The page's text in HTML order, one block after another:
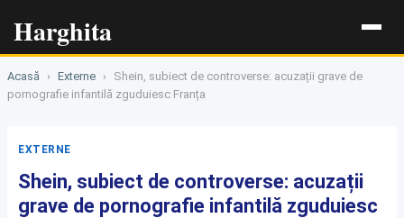
Harghita
Acasă › Externe ›
Shein, subiect de controverse: acuzații grave de
pornografie infantilă zguduiesc Franța
EXTERNE
Shein, subiect de controverse: acuzații
grave de pornografie infantilă zguduiesc